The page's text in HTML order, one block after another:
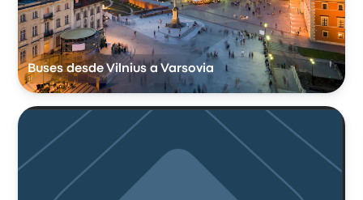
Buses desde Vilnius a Varsovia